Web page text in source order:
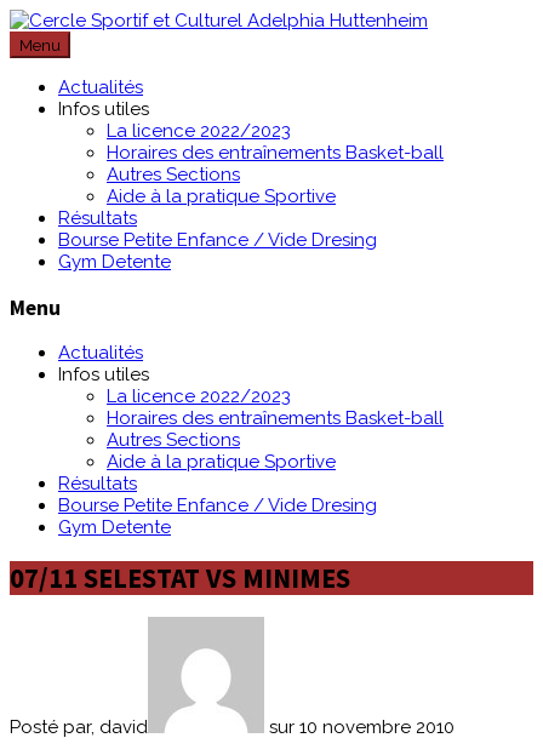
Passer
au
contenu
Menu
Actualités
Infos utiles
La licence 2022/2023
Horaires des entraînements Basket-ball
Autres Sections
Aide à la pratique Sportive
Résultats
Bourse Petite Enfance / Vide Dresing
Gym Detente
Menu
Actualités
Infos utiles
La licence 2022/2023
Horaires des entraînements Basket-ball
Autres Sections
Aide à la pratique Sportive
Résultats
Bourse Petite Enfance / Vide Dresing
Gym Detente
07/11 SELESTAT VS MINIMES
Posté par, david
sur 10 novembre 2010